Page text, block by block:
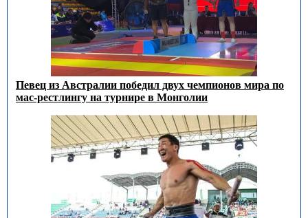
Певец из Австралии победил двух чемпионов мира по
мас-рестлингу на турнире в Монголии